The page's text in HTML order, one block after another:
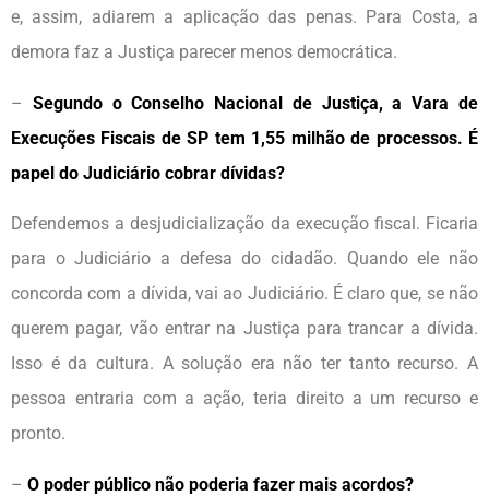
e, assim, adiarem a aplicação das penas. Para Costa, a
demora faz a Justiça parecer menos democrática.
– Segundo o Conselho Nacional de Justiça, a Vara de
Execuções Fiscais de SP tem 1,55 milhão de processos. É
papel do Judiciário cobrar dívidas?
Defendemos a desjudicialização da execução fiscal. Ficaria
para o Judiciário a defesa do cidadão. Quando ele não
concorda com a dívida, vai ao Judiciário. É claro que, se não
querem pagar, vão entrar na Justiça para trancar a dívida.
Isso é da cultura. A solução era não ter tanto recurso. A
pessoa entraria com a ação, teria direito a um recurso e
pronto.
– O poder público não poderia fazer mais acordos?